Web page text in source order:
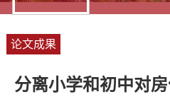
论文成果
分离小学和初中对